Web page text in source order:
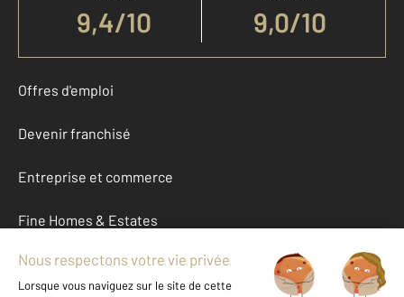
9,4/10 9,0/10
Offres d'emploi
Devenir franchisé
Entreprise et commerce
Fine Homes & Estates
À propos